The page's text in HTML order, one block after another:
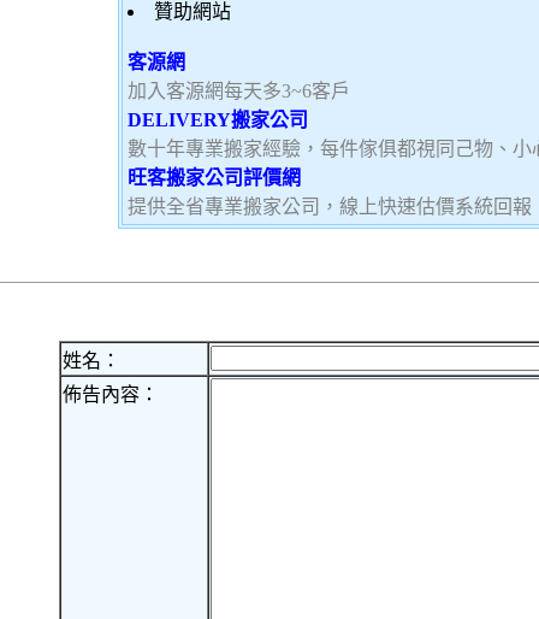
贊助網站
客源網
加入客源網每天多3~6客戶
DELIVERY搬家公司
數十年專業搬家經驗，每件傢俱都視同己物、
旺客搬家公司評價網
提供全省專業搬家公司，線上快速估價系統回報
姓名：
佈告內容：